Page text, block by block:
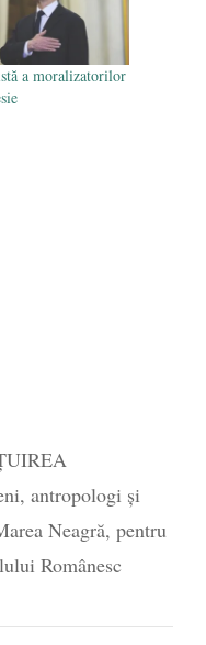
a moralizatorilor
antropologi și
Neagră, pentru
Românesc